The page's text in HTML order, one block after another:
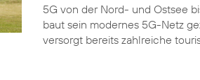
5G von der Nord- und Ostsee
baut sein modernes 5G-Netz
versorgt bereits zahlreiche